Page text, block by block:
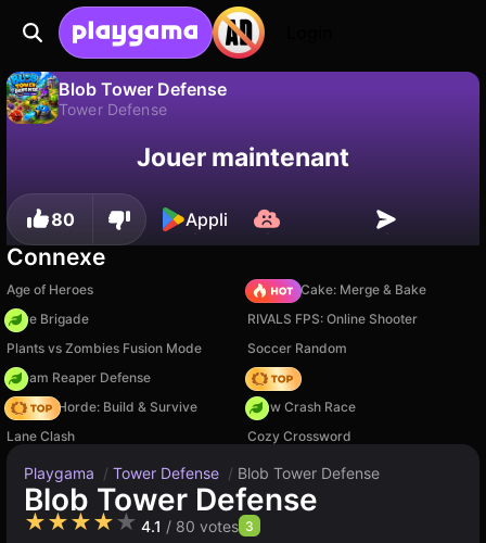
Blob Tower Defense
Tower Defense
progression !
Non Enregistrer
Jouer maintenant
80 Appli
Connexe
Age of Heroes
Piece of Cake: Merge & Bake
Core Brigade
RIVALS FPS: Online Shooter
Plants vs Zombies Fusion Mode
Soccer Random
Dream Reaper Defense
Hedgies
Zombie Horde: Build & Survive
Draw Crash Race
Lane Clash
Cozy Crossword
Playgama / Tower Defense / Blob Tower Defense
Blob Tower Defense
★★★★★ 4.1 / 80 votes 3